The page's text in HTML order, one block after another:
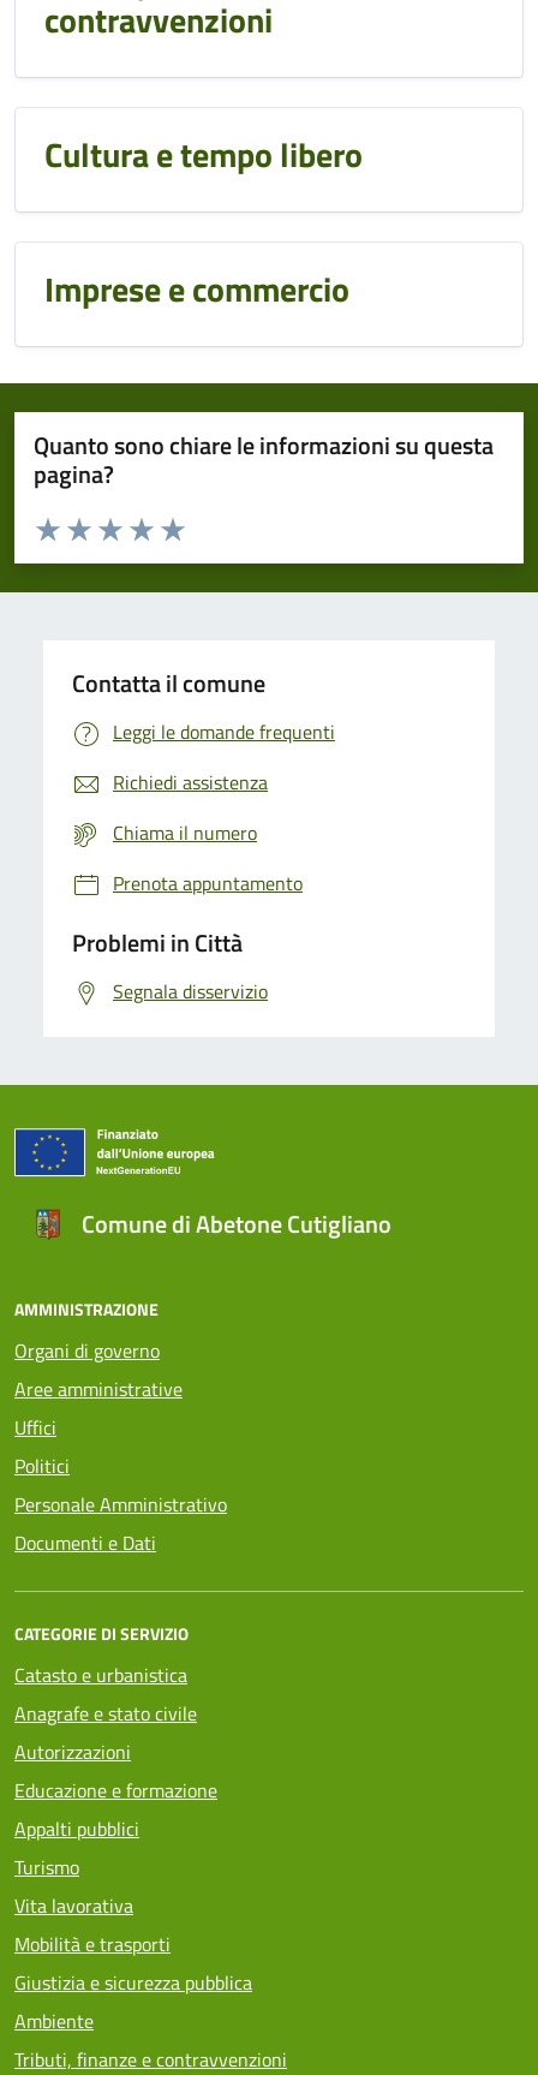
contravvenzioni
Cultura e tempo libero
Imprese e commercio
Quanto sono chiare le informazioni su questa
pagina?
Domanda
Valuta da 1 a 5 stelle la pagina
Valuta 5 stelle su 5
Valuta 4 stelle su 5
Valuta 3 stelle su 5
Valuta 2 stelle su 5
Valuta 1 stelle su 5
Contatta il comune
Leggi le domande frequenti
Richiedi assistenza
Chiama il numero
Prenota appuntamento
Problemi in Città
Segnala disservizio
Comune di Abetone Cutigliano
AMMINISTRAZIONE
Organi di governo
Aree amministrative
Uffici
Politici
Personale Amministrativo
Documenti e Dati
CATEGORIE DI SERVIZIO
Catasto e urbanistica
Anagrafe e stato civile
Autorizzazioni
Educazione e formazione
Appalti pubblici
Turismo
Vita lavorativa
Mobilità e trasporti
Giustizia e sicurezza pubblica
Ambiente
Tributi, finanze e contravvenzioni